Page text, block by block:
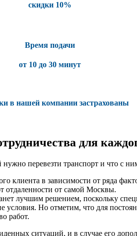
скидки 10%
Время подачи
от 10 до 30 минут
в нашей компании застрахованы
для
перевезти транспорт и что с
клиента в зависимости от ряда
отдаленности от самой Москвы.
лучшим решением, поскольку
условия. Но отметим, что для
работ.
ситуаций, и в случае его